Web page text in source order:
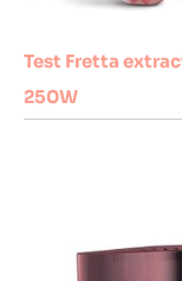
Test Fretta
250W